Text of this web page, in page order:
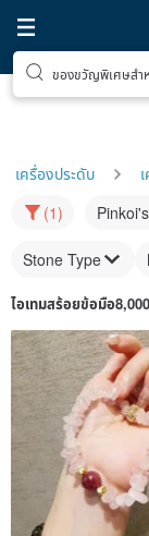
ของขวัญพิเศษสำ
เครื่องประดับ
(1)
Stone Type
ไอเทมสร้อยข้อมือ